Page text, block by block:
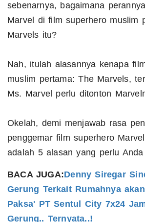
sebenarnya, bagaimana
Marvel di film superhero muslim
Marvels itu?
Nah, itulah alasannya kenapa
muslim pertama: The Marvels,
Ms. Marvel perlu ditonton
Okelah, demi menjawab rasa
penggemar film superhero
adalah 5 alasan yang perlu
BACA JUGA:Denny Siregar
Gerung Terkait Rumahnya
Paksa' PT Sentul City 7x24
Gerung.. Ternyata..!